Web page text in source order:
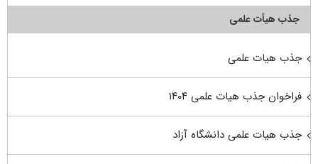
جذب هیأت علمی
جذب هیات علمی
فراخوان جذب هیات علمی ۱۴۰۴
جذب هیات علمی دانشگاه آزاد